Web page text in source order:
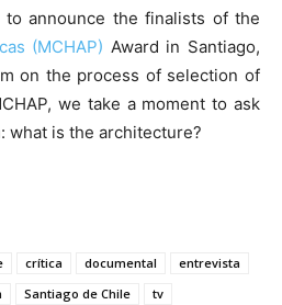
announce the finalists of the
(MCHAP) Award in Santiago,
on the process of selection of
we take a moment to ask
what is the architecture?
crítica documental
entrevista
Santiago de Chile
tv